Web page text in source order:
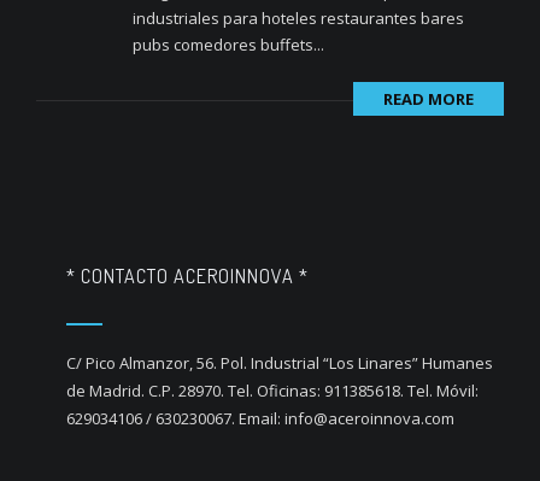
industriales para hoteles restaurantes bares
pubs comedores buffets...
READ MORE
* CONTACTO ACEROINNOVA *
C/ Pico Almanzor, 56. Pol. Industrial “Los Linares” Humanes
de Madrid. C.P. 28970. Tel. Oficinas: 911385618. Tel. Móvil:
629034106 / 630230067. Email: info@aceroinnova.com